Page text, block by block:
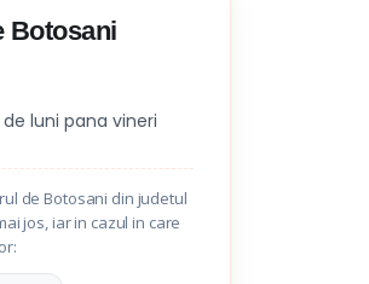
Botosani
luni pana vineri
de Botosani din judetul
jos, iar in cazul in care